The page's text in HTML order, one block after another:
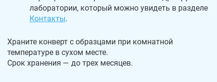
лаборатории, который можно увидеть в разделе
Контакты.
Храните конверт с образцами при комнатной
температуре в сухом месте.
Срок хранения — до трех месяцев.